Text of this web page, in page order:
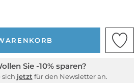
Sie -10% sparen?
sich jetzt für den Newsletter an.